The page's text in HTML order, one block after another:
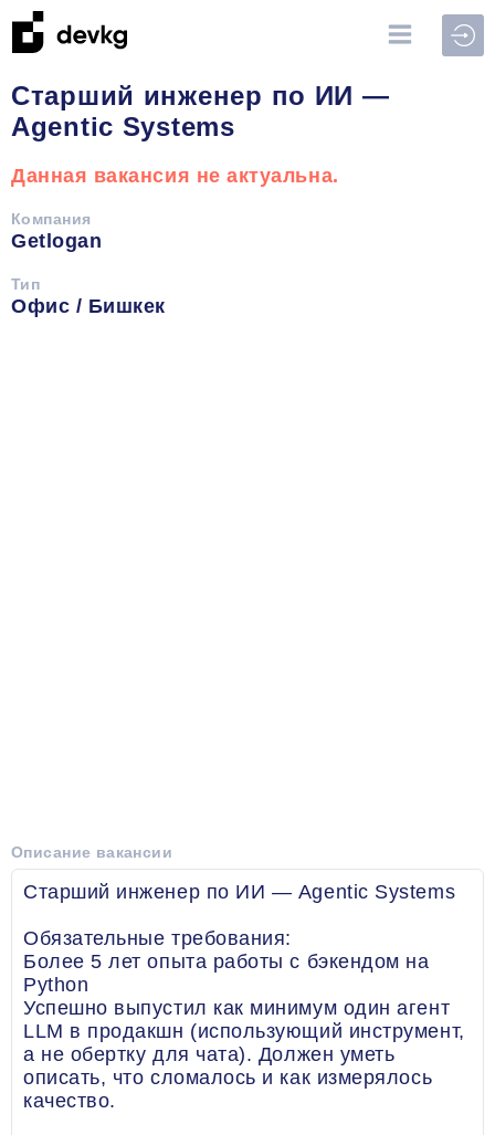
Старший инженер по ИИ —
Agentic Systems
Данная вакансия не актуальна.
Компания
Getlogan
Тип
Офис / Бишкек
Описание вакансии
Старший инженер по ИИ — Agentic Systems
Обязательные требования:
Более 5 лет опыта работы с бэкендом на
Python
Успешно выпустил как минимум один агент
LLM в продакшн (использующий инструмент,
а не обертку для чата). Должен уметь
описать, что сломалось и как измерялось
качество.